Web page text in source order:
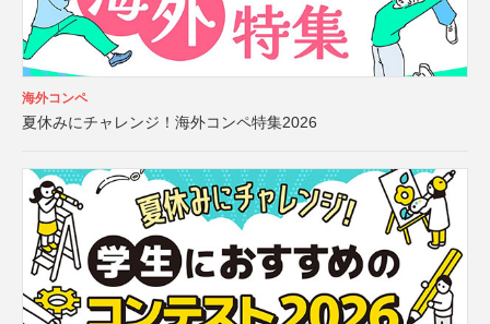
海外コンペ
夏休みにチャレンジ！海外コンペ特集2026